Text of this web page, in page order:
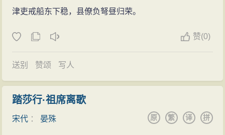
库。由此，宋军很快平定了西夏的进犯。
庆历二年（1042年），晏殊官拜宰相，以枢密使加
（1044年），因撰修李宸妃墓志等事，遭孙甫、蔡襄弹
劾，贬为工部尚书知颖州，后又以礼部、刑部尚书知陈
州、许州。60岁时以户部尚书、观文殿大学士知永兴军
津吏戒船东下稳，县僚负弩昼归荣。
赞(0)
送别 赞颂 写人
踏莎行·祖席离歌
宋代 ： 晏殊 拼
译
繁
原